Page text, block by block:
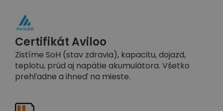
Certifikát Aviloo
Zistíme SoH (stav zdravia), kapacitu, dojazd,
teplotu, prúd aj napätie akumulátora. Všetko
prehľadne a ihneď na mieste.